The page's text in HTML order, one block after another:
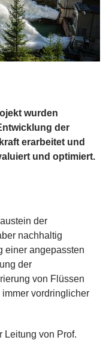
wurden
der
erarbeitet und
und optimiert.
der
nachhaltig
einer angepassten
der
von Flüssen
vordringlicher
Leitung von Prof.